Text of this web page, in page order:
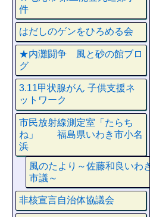
件
はだしのゲンをひろめる会
★内灘闘争 風と砂の館ブロ
グ
3.11甲状腺がん 子供支援ネ
ットワーク
市民放射線測定室「たらち
ね」 福島県いわき市小名
浜
風のたより～佐藤和良いわき
市議～
非核宣言自治体協議会